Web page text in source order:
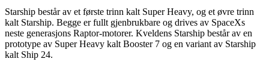
Starship består av et første trinn kalt Super Heavy, og et øvre trinn
kalt Starship. Begge er fullt gjenbrukbare og drives av SpaceXs
neste generasjons Raptor-motorer. Kveldens Starship består av en
prototype av Super Heavy kalt Booster 7 og en variant av Starship
kalt Ship 24.